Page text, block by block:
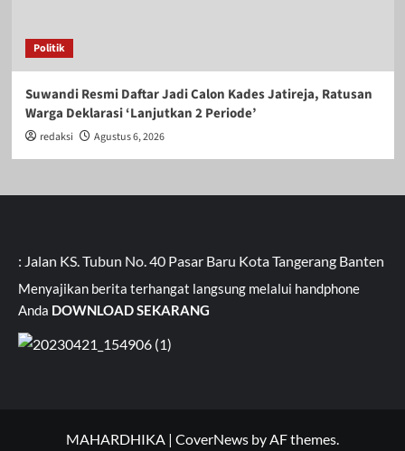
Politik
Suwandi Resmi Daftar Jadi Calon Kades Jatireja, Ratusan
Warga Deklarasi ‘Lanjutkan 2 Periode’
redaksi Agustus 6, 2026
KS. Tubun No. 40 Pasar Baru Kota Tangerang Banten
Menyajikan berita terhangat langsung melalui handphone
Anda DOWNLOAD SEKARANG
MAHARDHIKA | CoverNews by AF themes.